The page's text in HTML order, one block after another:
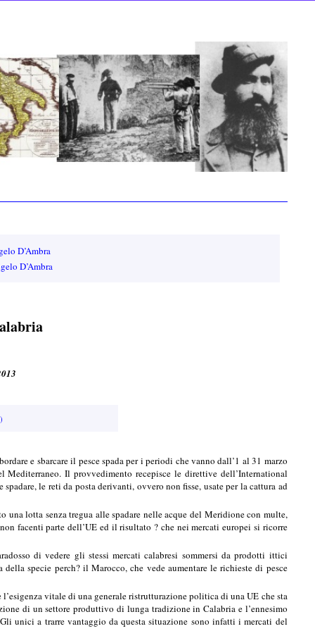
D’Ambra
D’Ambra
e sbarcare il pesce spada per i periodi che vanno dall’1 al 31 marzo
Il provvedimento recepisce le direttive dell’International
le reti da posta derivanti, ovvero non fisse, usate per la cattura ad
lotta senza tregua alle spadare nelle acque del Meridione con multe,
facenti parte dell’UE ed il risultato ? che nei mercati europei si ricorre
di vedere gli stessi mercati calabresi sommersi da prodotti ittici
specie perch? il Marocco, che vede aumentare le richieste di pesce
vitale di una generale ristrutturazione politica di una UE che sta
di un settore produttivo di lunga tradizione in Calabria e l’ennesimo
unici a trarre vantaggio da questa situazione sono infatti i mercati del